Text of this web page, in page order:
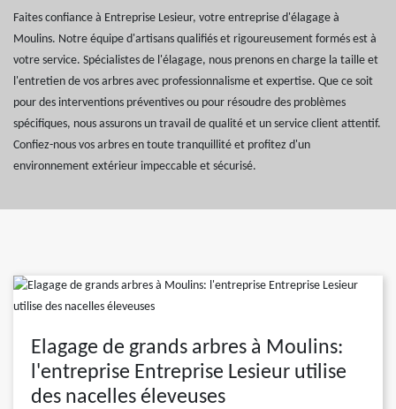
Faites confiance à Entreprise Lesieur, votre entreprise d'élagage à
Moulins. Notre équipe d'artisans qualifiés et rigoureusement formés est à
votre service. Spécialistes de l'élagage, nous prenons en charge la taille et
l'entretien de vos arbres avec professionnalisme et expertise. Que ce soit
pour des interventions préventives ou pour résoudre des problèmes
spécifiques, nous assurons un travail de qualité et un service client attentif.
Confiez-nous vos arbres en toute tranquillité et profitez d'un
environnement extérieur impeccable et sécurisé.
Elagage de grands arbres à Moulins:
l'entreprise Entreprise Lesieur utilise
des nacelles éleveuses